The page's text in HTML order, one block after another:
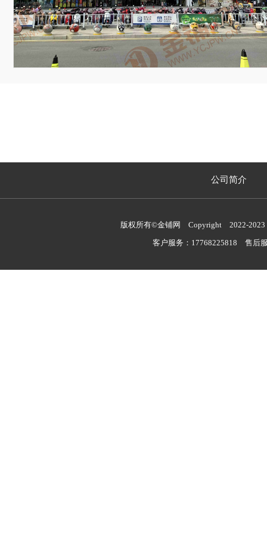
公司简介
版权所有©金铺网 Copyright 2022-
客户服务：17768225818 售后